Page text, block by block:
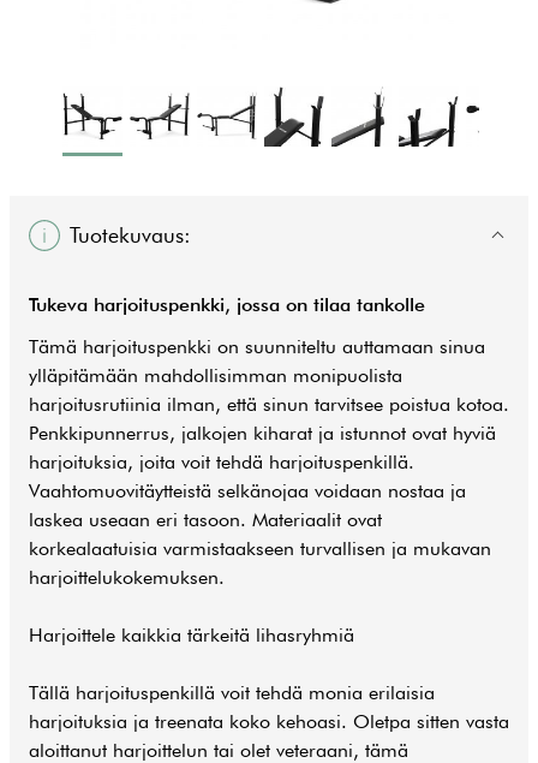
Tuotekuvaus:
Tukeva harjoituspenkki, jossa on tilaa tankolle
Tämä harjoituspenkki on suunniteltu auttamaan sinua
ylläpitämään mahdollisimman monipuolista
harjoitusrutiinia ilman, että sinun tarvitsee poistua kotoa.
Penkkipunnerrus, jalkojen kiharat ja istunnot ovat hyviä
harjoituksia, joita voit tehdä harjoituspenkillä.
Vaahtomuovitäytteistä selkänojaa voidaan nostaa ja
laskea useaan eri tasoon. Materiaalit ovat
korkealaatuisia varmistaakseen turvallisen ja mukavan
harjoittelukokemuksen.
Harjoittele kaikkia tärkeitä lihasryhmiä
Tällä harjoituspenkillä voit tehdä monia erilaisia
harjoituksia ja treenata koko kehoasi. Oletpa sitten vasta
aloittanut harjoittelun tai olet veteraani, tämä